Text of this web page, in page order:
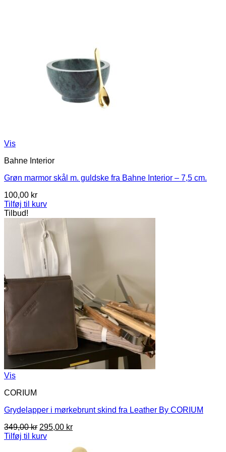
Vis
Bahne Interior
Grøn marmor skål m. guldske fra Bahne Interior – 7,5 cm.
100,00 kr
Tilføj til kurv
Tilbud!
Vis
CORIUM
Grydelapper i mørkebrunt skind fra Leather By CORIUM
349,00kr Den
oprindelige
295,00 krDen
pris
Tilføj til kurv